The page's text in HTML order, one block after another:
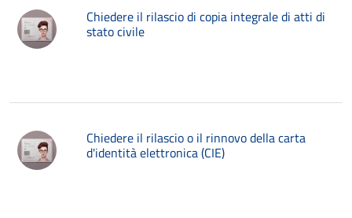
Chiedere il rilascio di copia integrale di atti di
stato civile
Chiedere il rilascio o il rinnovo della carta
d'identità elettronica (CIE)